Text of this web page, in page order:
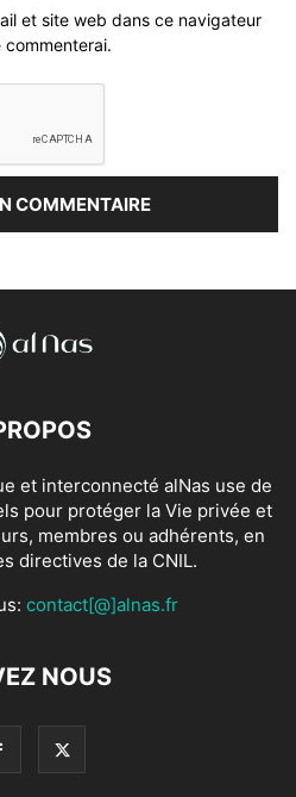
et site web dans ce navigateur
et interconnecté alNas use de
pour protéger la Vie privée et
membres ou adhérents, en
directives de la CNIL.
contact[@]alnas.fr
NOUS